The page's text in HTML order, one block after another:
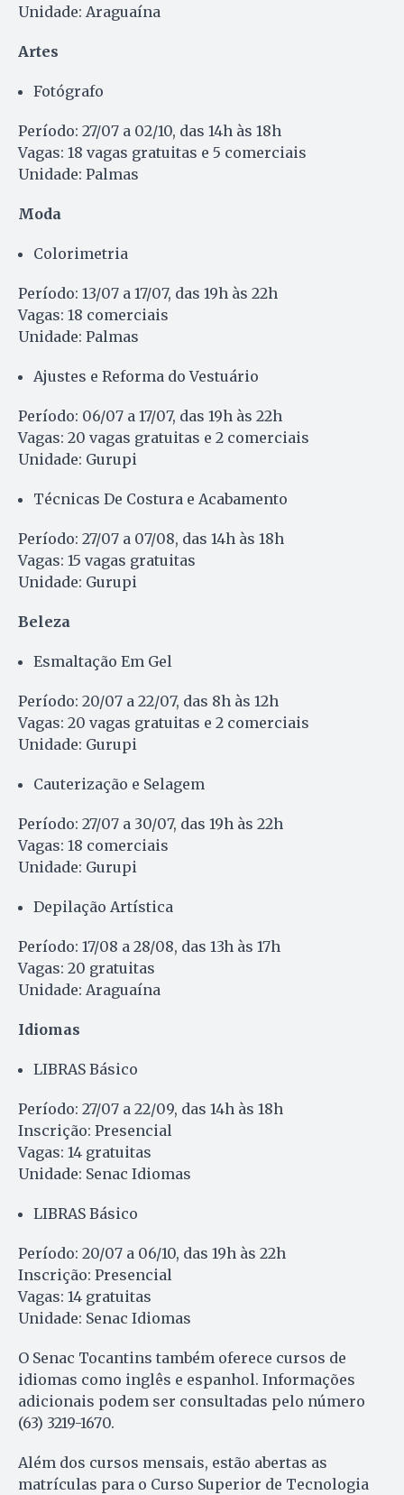
Unidade: Araguaína
Artes
Fotógrafo
Período: 27/07 a 02/10, das 14h às 18h
Vagas: 18 vagas gratuitas e 5 comerciais
Unidade: Palmas
Moda
Colorimetria
Período: 13/07 a 17/07, das 19h às 22h
Vagas: 18 comerciais
Unidade: Palmas
Ajustes e Reforma do Vestuário
Período: 06/07 a 17/07, das 19h às 22h
Vagas: 20 vagas gratuitas e 2 comerciais
Unidade: Gurupi
Técnicas De Costura e Acabamento
Período: 27/07 a 07/08, das 14h às 18h
Vagas: 15 vagas gratuitas
Unidade: Gurupi
Beleza
Esmaltação Em Gel
Período: 20/07 a 22/07, das 8h às 12h
Vagas: 20 vagas gratuitas e 2 comerciais
Unidade: Gurupi
Cauterização e Selagem
Período: 27/07 a 30/07, das 19h às 22h
Vagas: 18 comerciais
Unidade: Gurupi
Depilação Artística
Período: 17/08 a 28/08, das 13h às 17h
Vagas: 20 gratuitas
Unidade: Araguaína
Idiomas
LIBRAS Básico
Período: 27/07 a 22/09, das 14h às 18h
Inscrição: Presencial
Vagas: 14 gratuitas
Unidade: Senac Idiomas
LIBRAS Básico
Período: 20/07 a 06/10, das 19h às 22h
Inscrição: Presencial
Vagas: 14 gratuitas
Unidade: Senac Idiomas
O Senac Tocantins também oferece cursos de
idiomas como inglês e espanhol. Informações
adicionais podem ser consultadas pelo número
(63) 3219-1670.
Além dos cursos mensais, estão abertas as
matrículas para o Curso Superior de Tecnologia